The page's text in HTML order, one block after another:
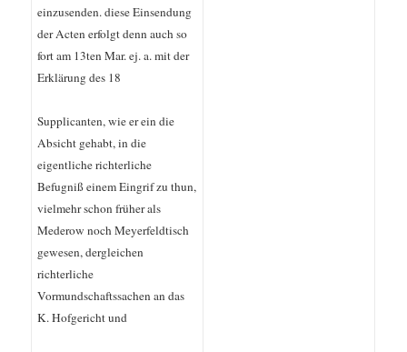
einzusenden. diese Einsendung
der Acten erfolgt denn auch so
fort am 13ten Mar. ej. a. mit der
Erklärung des 18
Supplicanten, wie er ein die
Absicht gehabt, in die
eigentliche richterliche
Befugniß einem Eingrif zu thun,
vielmehr schon früher als
Mederow noch Meyerfeldtisch
gewesen, dergleichen
richterliche
Vormundschaftssachen an das
K. Hofgericht und